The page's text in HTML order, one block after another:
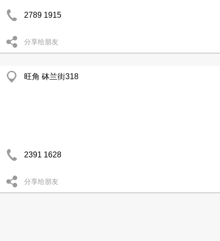
2789 1915
分享给朋友
旺角 砵兰街318
2391 1628
分享给朋友